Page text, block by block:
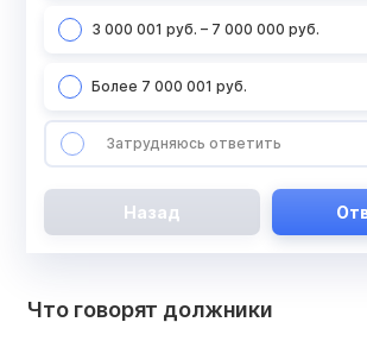
3 000 001 руб. – 7 000 000 руб.
Более 7 000 001 руб.
Затрудняюсь ответить
Назад
Что говорят должники